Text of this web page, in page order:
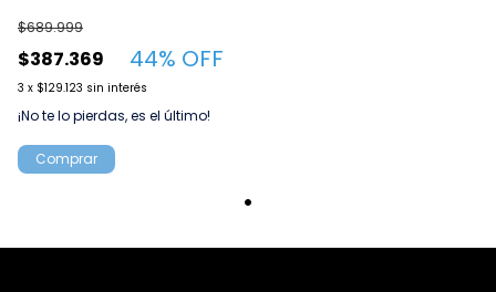
metal reforzada
$387.369
$689.999
44% OFF
3 x $129.123 sin interés
¡No te lo pierdas, es el último!